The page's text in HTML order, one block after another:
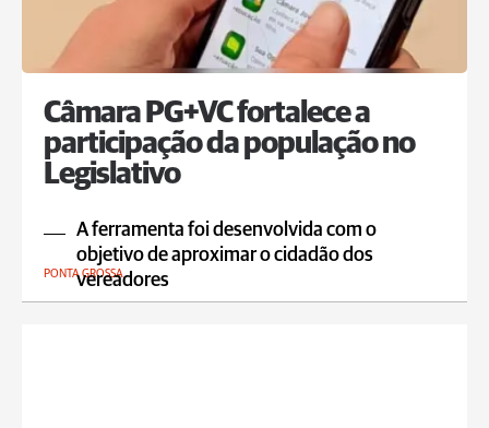
Câmara PG+VC fortalece a
participação da população no
Legislativo
A ferramenta foi desenvolvida com o
objetivo de aproximar o cidadão dos
vereadores
PONTA GROSSA